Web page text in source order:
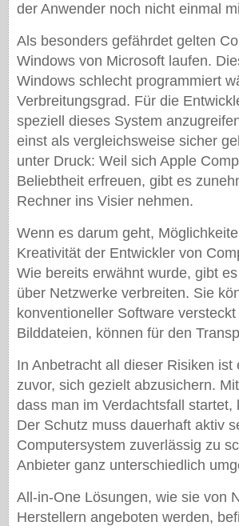
der Anwender noch nicht einmal
Als besonders gefährdet gelten
Windows von Microsoft laufen.
Windows schlecht programmiert
Verbreitungsgrad. Für die
speziell dieses System
einst als vergleichsweise sicher
unter Druck: Weil sich Apple
Beliebtheit erfreuen, gibt es
Rechner ins Visier nehmen.
Wenn es darum geht,
Kreativität der Entwickler von
Wie bereits erwähnt wurde, gibt
über Netzwerke verbreiten. Sie
konventioneller Software
Bilddateien, können für den
In Anbetracht all dieser Risiken
zuvor, sich gezielt abzusichern.
dass man im Verdachtsfall
Der Schutz muss dauerhaft aktiv
Computersystem zuverlässig zu
Anbieter ganz unterschiedlich
All-in-One Lösungen, wie sie von
Herstellern angeboten werden,